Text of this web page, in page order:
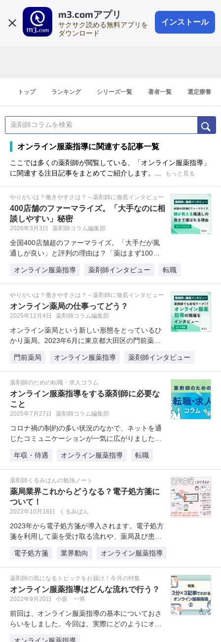
m3.comアプリ
サクサク読める無料アプリを
ダウンロード
インストール
会員登録
登録1分
トップ ランキング シリーズ一覧 著者一覧 選定療養
オンライン服薬指導に関連する記事一覧
ここでは多くの薬剤師が閲覧している、「オンライン服薬指導」
に関連する注目記事をまとめてご紹介します。...
もっと見る
やりがいは？働きやすさは？～薬剤師に徹底インタビュー
400店舗のファーマライズ。「大手なのに相
談しやすい」秘密
2026年3月3日 薬剤師コラム編集部
全国400店舗超のファーマライズ。「大手だが風
通しが良い」と評判の理由は？「薬はまず100品
オンライン服薬指導
薬剤師インタビュー 転職
やりがいは？働きやすさは？～薬剤師に徹底インタビュー
オンライン薬局の仕事ってどう？
2025年12月4日 薬剤師コラム編集部
オンライン薬局という新しい形態をとっているひ
かり薬局。2023年6月に東京都大田区の門前薬局
門前薬局
オンライン服薬指導 薬剤師インタビュー
薬剤師のための転職・求人コラム
オンライン服薬指導をする薬剤師に必要な
こと
2025年7月27日 薬剤師コラム編集部
コロナ禍の制約の多い状況のなかで、ネットを通
じたコミュニケーションが一気に広がりました。
年収・待遇
オンライン服薬指導 転職
薬剤師くるみぱんの勉強ノート
薬局業界これからどうなる？電子処方箋に
ついて！
2022年10月18日 くるみぱん
2023年から電子処方箋が導入されます。電子処方
箋を利用して薬を受け取る流れや、薬局及び患者
電子処方箋
業界動向 オンライン服薬指導
薬剤師の気になるトピックをお届け！今月の特集
オンライン服薬指導はどんな流れで行う？
2022年9月20日 小原 一将
前回は、オンライン服薬指導の基本についておさ
らいをしました。今回は、実際にどのようにオン